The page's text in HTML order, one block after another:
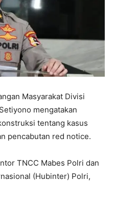
Masyarakat Divisi
mengatakan
tentang kasus
pencabutan red notice.
TNCC Mabes Polri dan
(Hubinter) Polri,